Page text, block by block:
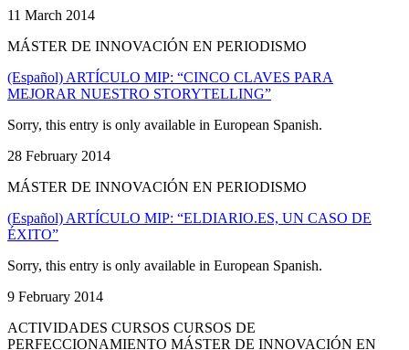
11 March 2014
MÁSTER DE INNOVACIÓN EN PERIODISMO
(Español) ARTÍCULO MIP: “CINCO CLAVES PARA
MEJORAR NUESTRO STORYTELLING”
Sorry, this entry is only available in European Spanish.
28 February 2014
MÁSTER DE INNOVACIÓN EN PERIODISMO
(Español) ARTÍCULO MIP: “ELDIARIO.ES, UN CASO DE
ÉXITO”
Sorry, this entry is only available in European Spanish.
9 February 2014
ACTIVIDADES CURSOS CURSOS DE
PERFECCIONAMIENTO MÁSTER DE INNOVACIÓN EN